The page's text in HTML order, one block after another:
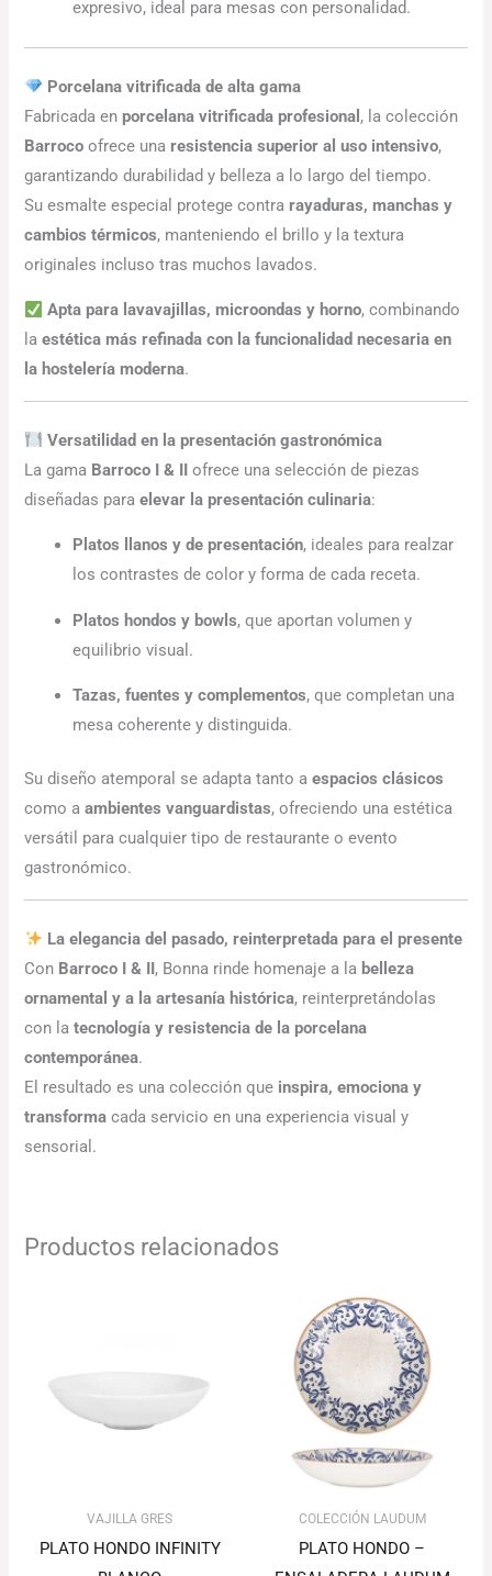
expresivo, ideal para mesas con personalidad.
Porcelana vitrificada de alta gama
Fabricada enporcelana vitrificada profesional , la colección
Barroco ofrece unaresistencia superior al uso intensivo,
garantizando durabilidad y belleza a lo largo del tiempo.
Su esmalte especial protege contrarayaduras, manchas y
cambios térmicos, manteniendo el brillo y la textura
originales incluso tras muchos lavados.
Apta para lavavajillas, microondas y horno, combinando
laestética más refinada con la funcionalidad necesaria en
la hostelería moderna.
Versatilidad en la presentación gastronómica
La gama Barroco I & II ofrece una selección de piezas
diseñadas paraelevar la presentación culinaria:
Platos llanos y de presentación, ideales para realzar
los contrastes de color y forma de cada receta.
Platos hondos y bowls, que aportan volumen y
equilibrio visual.
Tazas, fuentes y complementos, que completan una
mesa coherente y distinguida.
Su diseño atemporal se adapta tanto aespacios clásicos
como aambientes vanguardistas, ofreciendo una estética
versátil para cualquier tipo de restaurante o evento
gastronómico.
La elegancia del pasado, reinterpretada para el presente
Con Barroco I & II, Bonna rinde homenaje a la belleza
ornamental y a la artesanía histórica, reinterpretándolas
con latecnología y resistencia de la porcelana
contemporánea.
El resultado es una colección que inspira, emociona y
transforma cada servicio en una experiencia visual y
sensorial.
Productos relacionados
VAJILLA GRES
PLATO HONDO INFINITY
COLECCIÓN LAUDUM
PLATO HONDO –
precios:
desde
76.42€
hasta
100.58€